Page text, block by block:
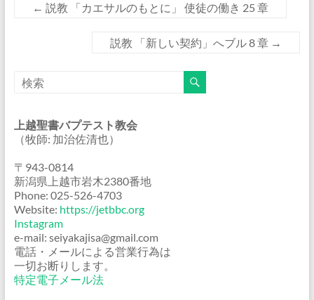
← 説教 「カエサルのもとに」 使徒の働き 25 章
説教 「新しい契約」へブル 8 章 →
上越聖書バプテスト教会
（牧師: 加治佐清也）
〒943-0814
新潟県上越市岩木2380番地
Phone: 025-526-4703
Website: https://jetbbc.org
Instagram
e-mail: seiyakajisa@gmail.com
電話・メールによる営業行為は
一切お断りします。
特定電子メール法